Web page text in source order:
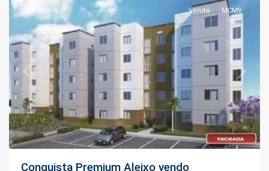
Previous Next
Destaque Venda MCMV
Conquista Premium Aleixo vendo